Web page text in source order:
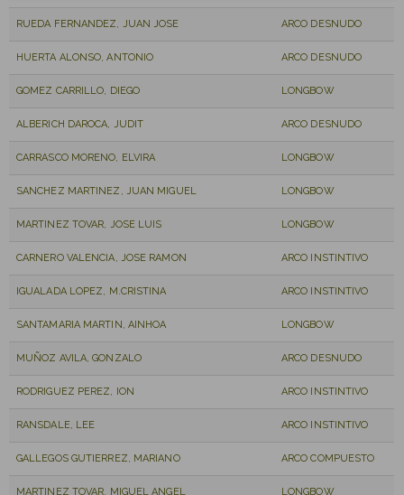
RUEDA FERNANDEZ, JUAN JOSE ARCO DESNUDO
HUERTA ALONSO, ANTONIO ARCO DESNUDO
GOMEZ CARRILLO, DIEGO LONGBOW
ALBERICH DAROCA, JUDIT ARCO DESNUDO
CARRASCO MORENO, ELVIRA LONGBOW
SANCHEZ MARTINEZ, JUAN MIGUEL LONGBOW
MARTINEZ TOVAR, JOSE LUIS LONGBOW
CARNERO VALENCIA, JOSE RAMON ARCO INSTINTIVO
IGUALADA LOPEZ, M.CRISTINA ARCO INSTINTIVO
SANTAMARIA MARTIN, AINHOA LONGBOW
MUÑOZ AVILA, GONZALO ARCO DESNUDO
RODRIGUEZ PEREZ, ION ARCO INSTINTIVO
RANSDALE, LEE ARCO INSTINTIVO
GALLEGOS GUTIERREZ, MARIANO ARCO COMPUESTO
MARTINEZ TOVAR, MIGUEL ANGEL LONGBOW